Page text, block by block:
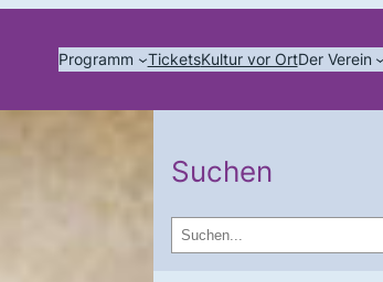
Programm TicketsKultur vor OrtDer Verein
Suchen
u